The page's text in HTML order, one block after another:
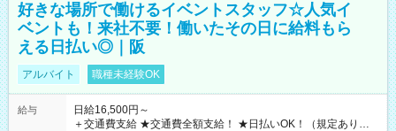
好きな場所で働けるイベントスタッフ☆人気イ
ベントも！来社不要！働いたその日に給料もら
える日払い◎｜阪
アルバイト 職種未経験OK
給与
日給16,500円～
＋交通費支給 ★交通費全額支給！ ★日払いOK！（規定あり） ┗